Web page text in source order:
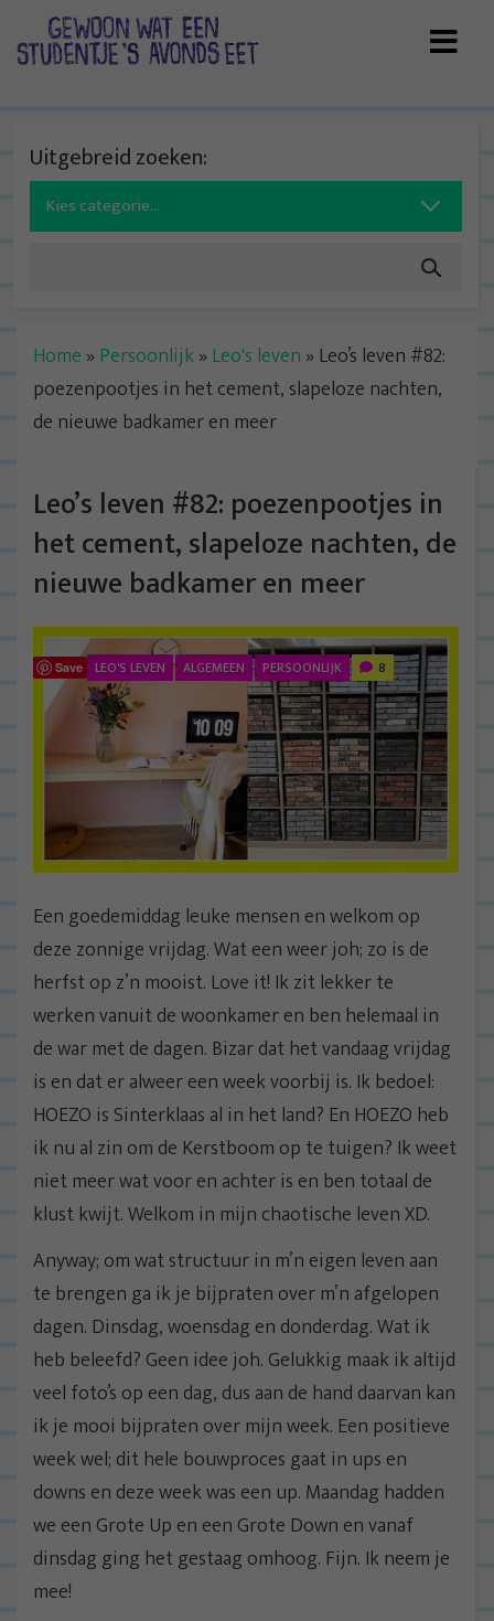
Uitgebreid zoeken:
Search
for:
Home » Persoonlijk» Leo's leven » Leo’s leven #82:
poezenpootjes in het cement, slapeloze nachten,
de nieuwe badkamer en meer
Leo’s leven #82: poezenpootjes in
het cement, slapeloze nachten, de
nieuwe badkamer en meer
Save LEO'S LEVEN ALGEMEEN PERSOONLIJK 8
Een goedemiddag leuke mensen en welkom op
deze zonnige vrijdag. Wat een weer joh; zo is de
herfst op z’n mooist. Love it! Ik zit lekker te
werken vanuit de woonkamer en ben helemaal in
de war met de dagen. Bizar dat het vandaag vrijdag
is en dat er alweer een week voorbij is. Ik bedoel:
HOEZO is Sinterklaas al in het land? En HOEZO heb
ik nu al zin om de Kerstboom op te tuigen? Ik weet
niet meer wat voor en achter is en ben totaal de
klust kwijt. Welkom in mijn chaotische leven XD.
Anyway; om wat structuur in m’n eigen leven aan
te brengen ga ik je bijpraten over m’n afgelopen
dagen. Dinsdag, woensdag en donderdag. Wat ik
heb beleefd? Geen idee joh. Gelukkig maak ik altijd
veel foto’s op een dag, dus aan de hand daarvan kan
ik je mooi bijpraten over mijn week. Een positieve
week wel; dit hele bouwproces gaat in ups en
downs en deze week was een up. Maandag hadden
we een Grote Up en een Grote Down en vanaf
dinsdag ging het gestaag omhoog. Fijn. Ik neem je
mee!